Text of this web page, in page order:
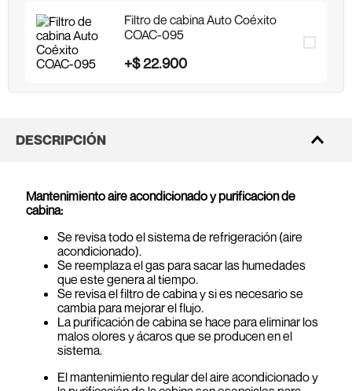
Filtro de cabina Auto Coéxito
COAC-095
+$22.900
DESCRIPCIÓN
Mantenimiento aire acondicionado y purificación de
cabina:
Se revisa todo el sistema de refrigeración (aire
acondicionado).
Se reemplaza el gas para sacar las humedades
que este genera al tiempo.
Se revisa el filtro de cabina y si es necesario se
cambia para mejorar el flujo.
La purificación de cabina se hace para eliminar los
malos olores y ácaros que se producen en el
sistema.
El mantenimiento regular del aire acondicionado y